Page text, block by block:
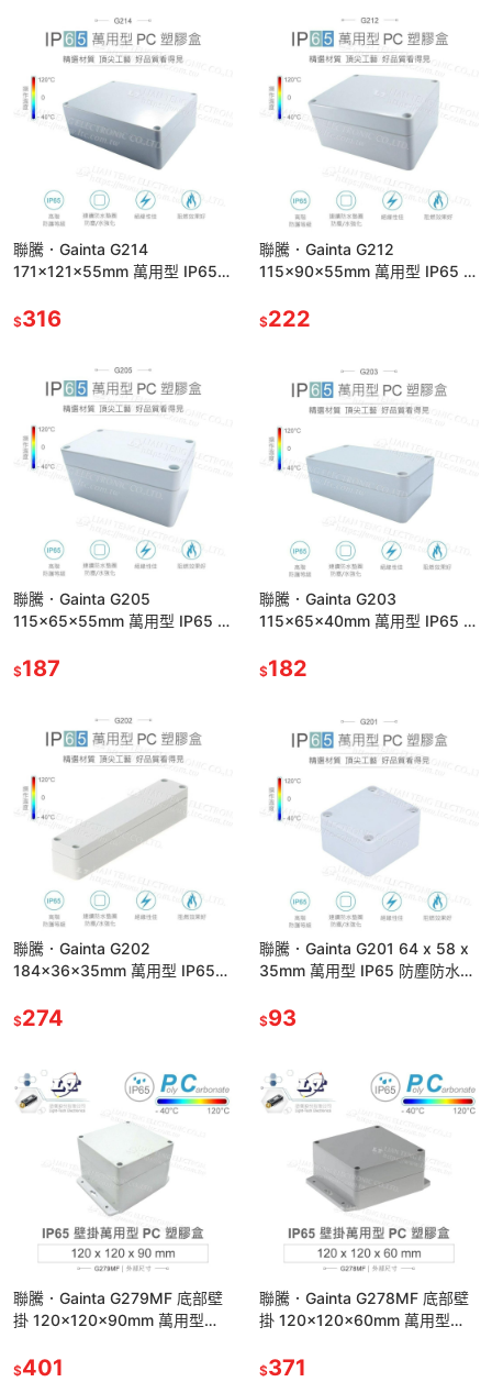
聯騰．Gainta G214
171x121x55mm 萬用型 IP65
制箱
$316
聯騰．Gainta G212
115x90x55mm 萬用型 IP65 防
盒
$222
聯騰．Gainta G205
115x65x55mm 萬用型 IP65 防
箱
$187
聯騰．Gainta G203
115x65x40mm 萬用型 IP65 防
箱
$182
聯騰．Gainta G202
184x36x35mm 萬用型 IP65
制箱
$274
聯騰．Gainta G201 64 x 58 x
35mm 萬用型 IP65 防塵防水
$93
聯騰．Gainta G279MF 底部壁
掛 120x120x90mm 萬用型
$401
聯騰．Gainta G278MF 底部壁
掛 120x120x60mm 萬用型
$371